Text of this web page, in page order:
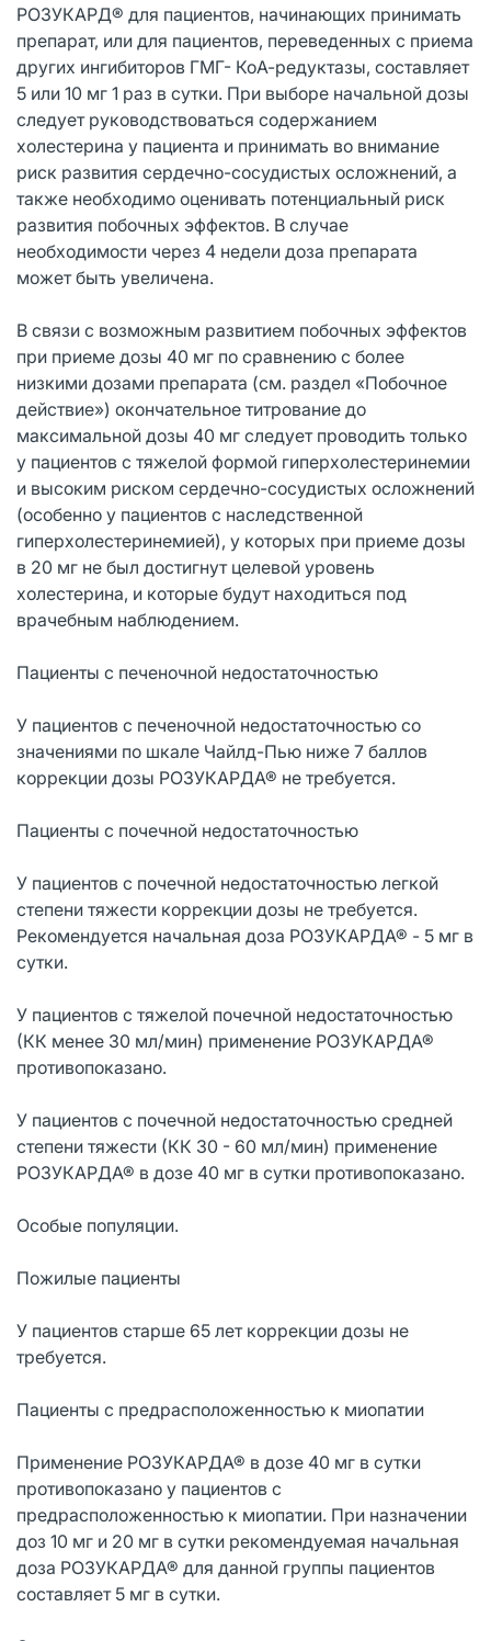
РОЗУКАРД® для пациентов, начинающих принимать
препарат, или для пациентов, переведенных с приема
других ингибиторов ГМГ- КоА-редуктазы, составляет
5 или 10 мг 1 раз в сутки. При выборе начальной дозы
следует руководствоваться содержанием
холестерина у пациента и принимать во внимание
риск развития сердечно-сосудистых осложнений, а
также необходимо оценивать потенциальный риск
развития побочных эффектов. В случае
необходимости через 4 недели доза препарата
может быть увеличена.
В связи с возможным развитием побочных эффектов
при приеме дозы 40 мг по сравнению с более
низкими дозами препарата (см. раздел «Побочное
действие») окончательное титрование до
максимальной дозы 40 мг следует проводить только
у пациентов с тяжелой формой гиперхолестеринемии
и высоким риском сердечно-сосудистых осложнений
(особенно у пациентов с наследственной
гиперхолестеринемией), у которых при приеме дозы
в 20 мг не был достигнут целевой уровень
холестерина, и которые будут находиться под
врачебным наблюдением.
Пациенты с печеночной недостаточностью
У пациентов с печеночной недостаточностью со
значениями по шкале Чайлд-Пью ниже 7 баллов
коррекции дозы РОЗУКАРДА® не требуется.
Пациенты с почечной недостаточностью
У пациентов с почечной недостаточностью легкой
степени тяжести коррекции дозы не требуется.
Рекомендуется начальная доза РОЗУКАРДА® - 5 мг в
сутки.
У пациентов с тяжелой почечной недостаточностью
(КК менее 30 мл/мин) применение РОЗУКАРДА®
противопоказано.
У пациентов с почечной недостаточностью средней
степени тяжести (КК 30 - 60 мл/мин) применение
РОЗУКАРДА® в дозе 40 мг в сутки противопоказано.
Особые популяции.
Пожилые пациенты
У пациентов старше 65 лет коррекции дозы не
требуется.
Пациенты с предрасположенностью к миопатии
Применение РОЗУКАРДА® в дозе 40 мг в сутки
противопоказано у пациентов с
предрасположенностью к миопатии. При назначении
доз 10 мг и 20 мг в сутки рекомендуемая начальная
доза РОЗУКАРДА® для данной группы пациентов
составляет 5 мг в сутки.